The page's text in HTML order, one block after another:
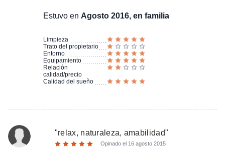
Estuvo en Agosto 2016, en familia
Limpieza
Trato del propietario
Entorno
Equipamiento
Relación
calidad/precio
Calidad del sueño
"relax, naturaleza, amabilidad"
Opinado el 16 agosto 2015